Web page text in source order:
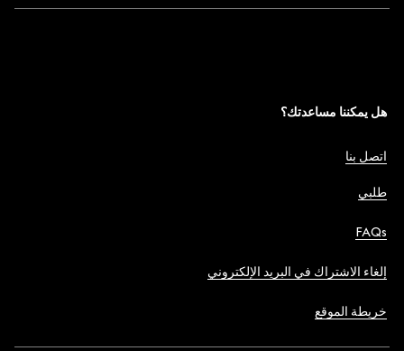
هل يمكننا مساعدتك؟
اتصل بنا
طلبي
FAQs
إلغاء الاشتراك في البريد الإلكتروني
خريطة الموقع